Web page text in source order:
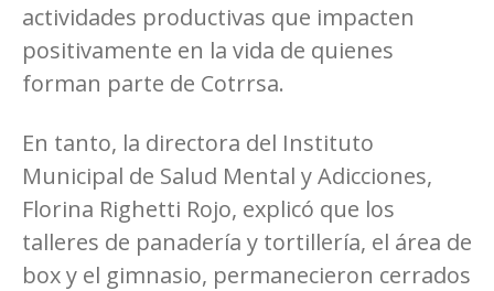
actividades productivas que impacten
positivamente en la vida de quienes
forman parte de Cotrrsa.
En tanto, la directora del Instituto
Municipal de Salud Mental y Adicciones,
Florina Righetti Rojo, explicó que los
talleres de panadería y tortillería, el área de
box y el gimnasio, permanecieron cerrados